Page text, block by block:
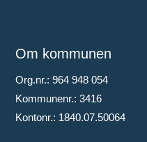
Om kommunen
Org.nr.: 964 948 054
Kommunenr.: 3416
Kontonr.: 1840.07.50064